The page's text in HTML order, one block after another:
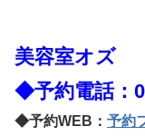
美容室オズ
◆予約電話：
◆予約WEB： 予約